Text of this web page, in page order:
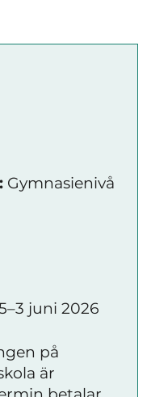
Gymnasienivå
juni 2026
på
är